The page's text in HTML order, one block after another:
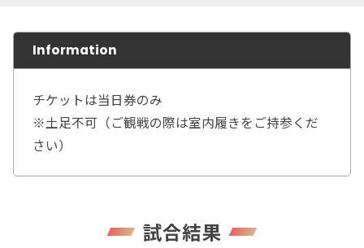
Information
チケットは当日券のみ
※土足不可（ご観戦の際は室内履きをご持参くだ
さい）
試合結果